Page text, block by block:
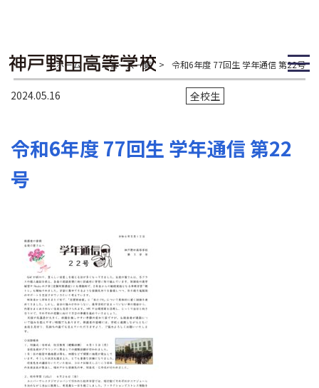
ホーム > ニュース一覧 > 令和6年度 77回生 学年通信 第22号
2024.05.16 全校生
令和6年度 77回生 学年通信 第22
号